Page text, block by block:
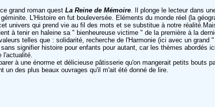
grand roman quest La Reine de Mémoire . Il plonge le lecteur dans
L'Histoire en fut bouleversée. Eléments du monde réel (la
univers qui prend vie au fil des mots et se substitue à notre
à tenir en haleine sa " bienheureuse victime " de la première à la
telles que : solidarité, recherche de l'Harmonie (ici avec un
signifier histoire pour enfants pour autant, car les thèmes
l'actualité.
à une énorme et délicieuse pâtisserie qu'on mangerait petits
un des plus beaux ouvrages qu'il m'ait été donné de lire.